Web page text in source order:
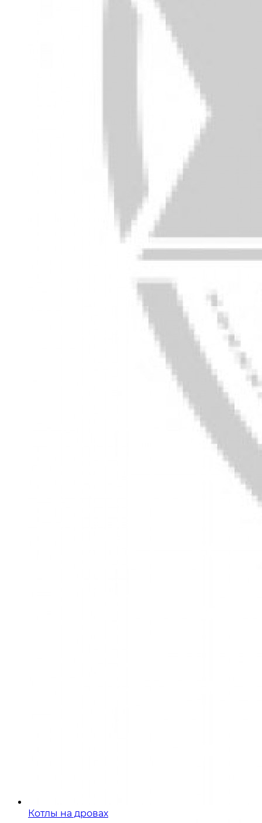
Котлы на дровах